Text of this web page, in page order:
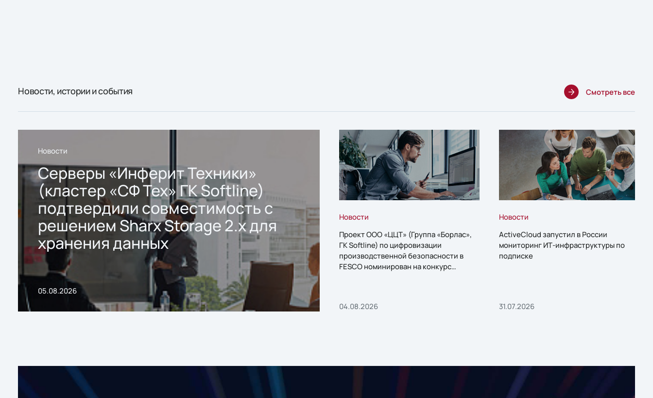
Новости, истории и события Смотреть все
Новости
Серверы «Инферит Техники»
(кластер «СФ Тех» ГК Softline)
подтвердили совместимость с
решением Sharx Storage 2.x для
хранения данных
05.08.2026
Новости
Проект ООО «ЦЦТ» (Группа «Борлас»,
ГК Softline) по цифровизации
производственной безопасности в
FESCO номинирован на конкурс
04.08.2026
Новости
ActiveCloud запустил в России
мониторинг ИТ-инфраструктуры по
подписке
31.07.2026